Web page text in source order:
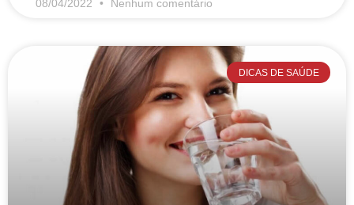
08/04/2022 Nenhum comentário
DICAS DE SAÚDE